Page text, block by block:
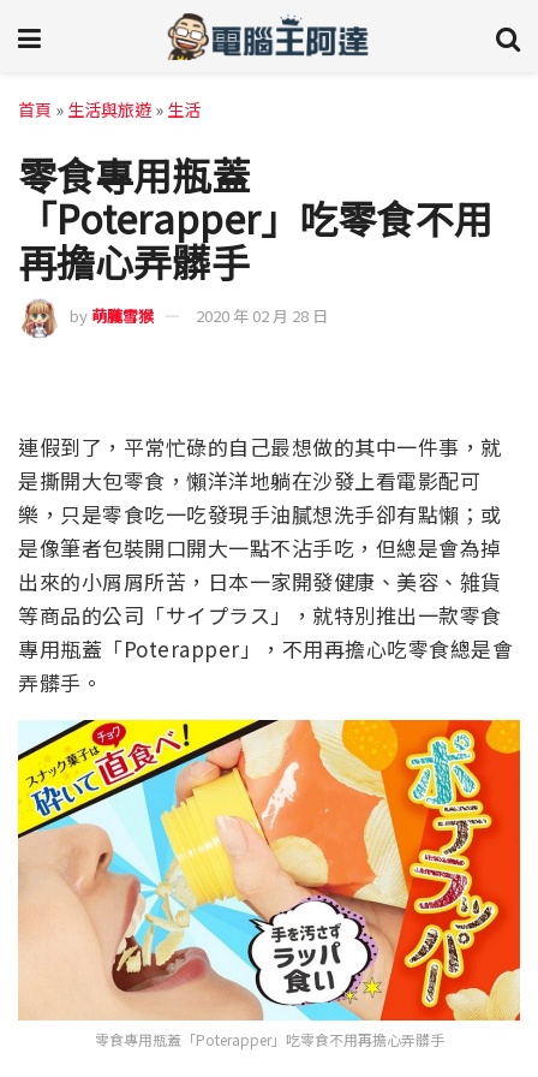
首頁 » 生活與旅遊 » 生活
零食專用瓶蓋
「Poterapper」吃零食不用
再擔心弄髒手
by 萌朧雪猴 2020 年 02 月 28 日
連假到了，平常忙碌的自己最想做的其中一件事，就
是撕開大包零食，懶洋洋地躺在沙發上看電影配可
樂，只是零食吃一吃發現手油膩想洗手卻有點懶；或
是像筆者包裝開口開大一點不沾手吃，但總是會為掉
出來的小屑屑所苦，日本一家開發健康、美容、雑貨
等商品的公司「サイプラス」，就特別推出一款零食
專用瓶蓋「Poterapper」，不用再擔心吃零食總是會
弄髒手。
零食專用瓶蓋「Poterapper」吃零食不用再擔心弄髒手